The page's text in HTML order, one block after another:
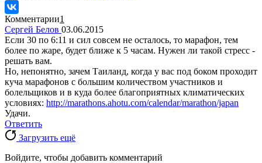
Комментарии1
Сергей Белов 03.06.2015
Если 30 по 6:11 и сил совсем не осталось, то марафон, тем
более по жаре, будет ближе к 5 часам. Нужен ли такой стресс -
решать вам.
Но, непонятно, зачем Таиланд, когда у вас под боком проходит
куча марафонов с большим количеством участников и
болельщиков и в куда более благоприятных климатических
условиях: http://marathons.ahotu.com/calendar/marathon/japan
Удачи.
Ответить
Загрузить ещё
Войдите, чтобы добавить комментарий